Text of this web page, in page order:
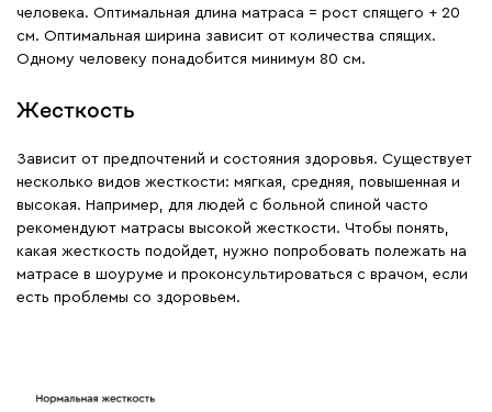
человека. Оптимальная длина матраса = рост спящего + 20
см. Оптимальная ширина зависит от количества спящих.
Одному человеку понадобится минимум 80 см.
Жесткость
Зависит от предпочтений и состояния здоровья. Существует
несколько видов жесткости: мягкая, средняя, повышенная и
высокая. Например, для людей с больной спиной часто
рекомендуют матрасы высокой жесткости. Чтобы понять,
какая жесткость подойдет, нужно попробовать полежать на
матрасе в шоуруме и проконсультироваться с врачом, если
есть проблемы со здоровьем.